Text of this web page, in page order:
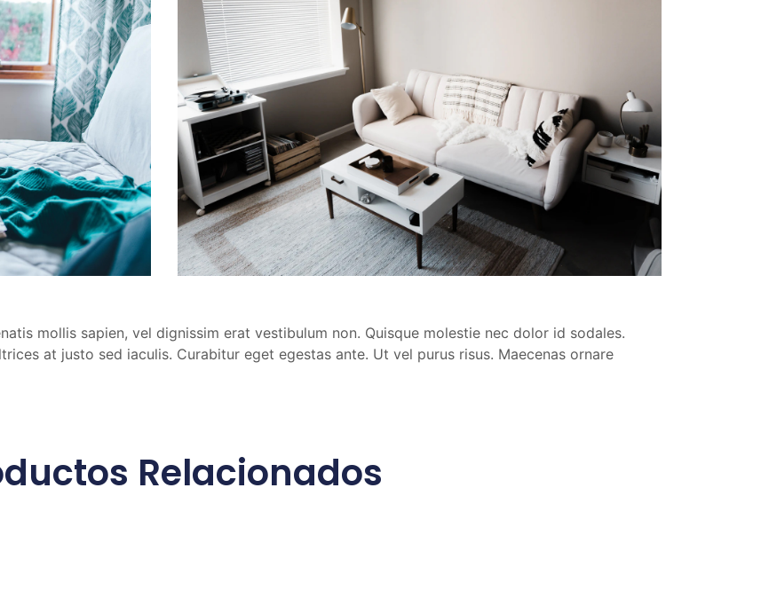
mollis sapien, vel dignissim erat vestibulum non. Quisque molestie nec dolor id sodales.
at justo sed iaculis. Curabitur eget egestas ante. Ut vel purus risus. Maecenas ornare
Relacionados